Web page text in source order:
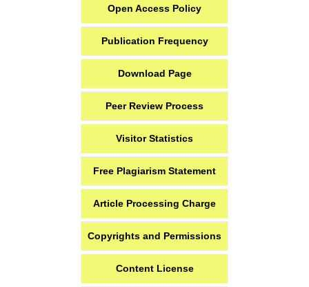
Open Access Policy
Publication Frequency
Download Page
Peer Review Process
Visitor Statistics
Free Plagiarism Statement
Article Processing Charge
Copyrights and Permissions
Content License